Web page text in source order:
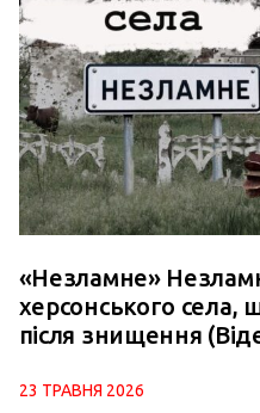
«Незламне»
херсонського села,
після знищення
23 ТРАВНЯ 2026